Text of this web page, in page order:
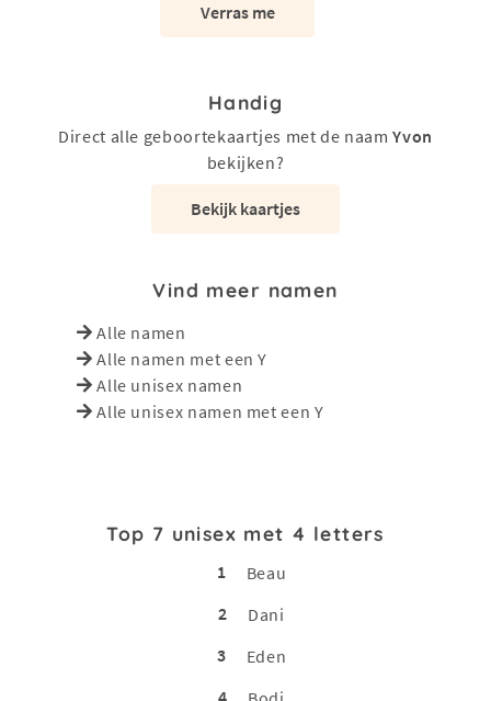
Verras me
Handig
Direct alle geboortekaartjes met de naamYvon
bekijken?
Bekijk kaartjes
Vind meer namen
Alle namen
Alle namen met een Y
Alle unisex namen
Alle unisex namen met een Y
Top 7 unisex met 4 letters
1
Beau
2
Dani
3
Eden
4